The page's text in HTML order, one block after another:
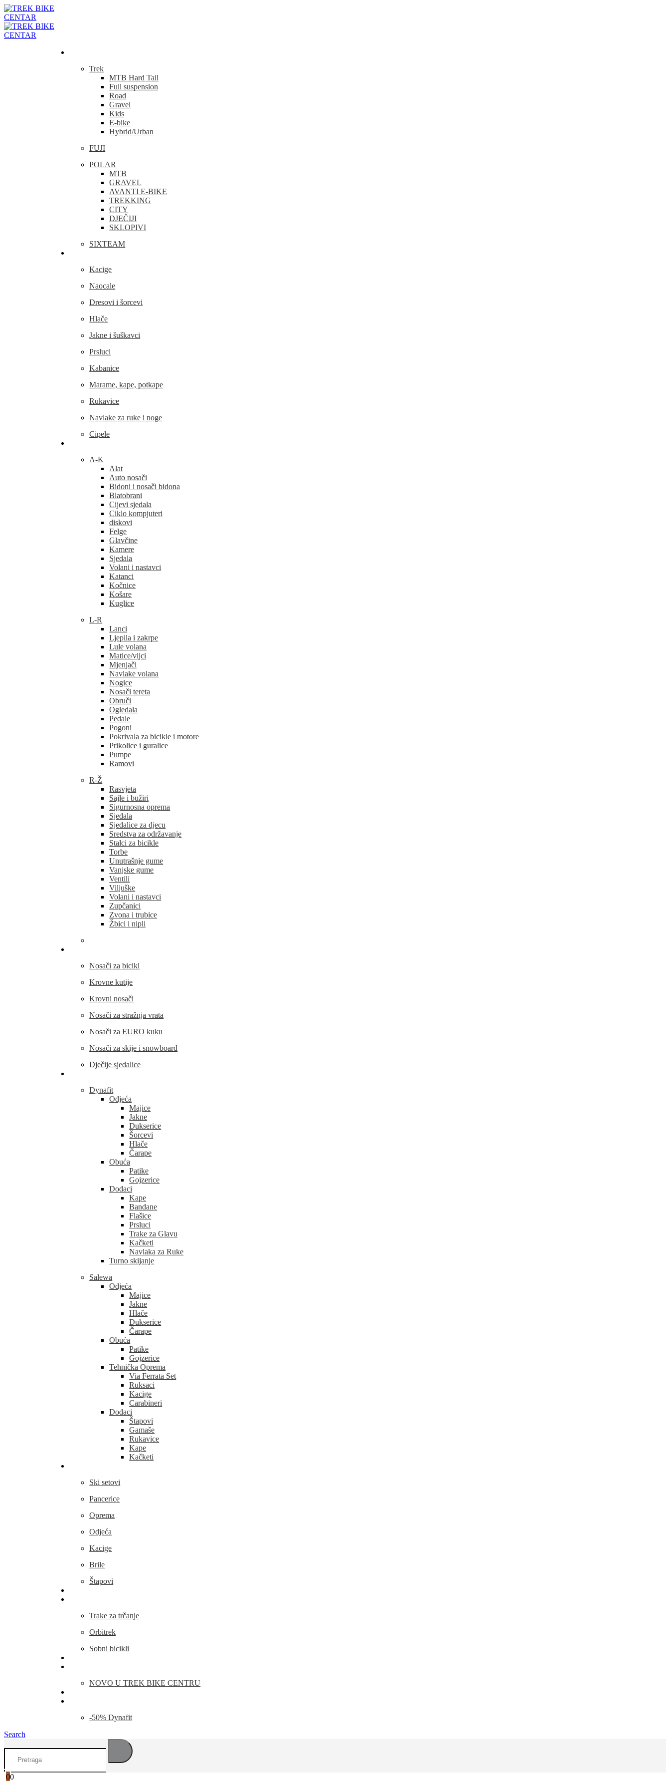
Trek
MTB Hard Tail
Full suspension
Road
Gravel
Kids
E-bike
Hybrid/Urban
FUJI
POLAR
MTB
GRAVEL
AVANTI E-BIKE
TREKKING
CITY
DJEČIJI
SKLOPIVI
SIXTEAM
Kacige
Naocale
Dresovi i šorcevi
Hlače
Jakne i šuškavci
Prsluci
Kabanice
Marame, kape, potkape
Rukavice
Navlake za ruke i noge
Cipele
A-K
Alat
Auto nosači
Bidoni i nosači bidona
Blatobrani
Cijevi sjedala
Ciklo kompjuteri
diskovi
Felge
Glavčine
Kamere
Sjedala
Volani i nastavci
Katanci
Kočnice
Košare
Kuglice
L-R
Lanci
Ljepila i zakrpe
Lule volana
Matice/vijci
Mjenjači
Navlake volana
Nogice
Nosači tereta
Obruči
Ogledala
Pedale
Pogoni
Pokrivala za bicikle i motore
Prikolice i guralice
Pumpe
Ramovi
R-Ž
Rasvjeta
Sajle i bužiri
Sigurnosna oprema
Sjedala
Sjedalice za djecu
Sredstva za održavanje
Stalci za bicikle
Torbe
Unutrašnje gume
Vanjske gume
Ventili
Viljuške
Volani i nastavci
Zupčanici
Zvona i trubice
Žbici i nipli
Nosači za bicikl
Krovne kutije
Krovni nosači
Nosači za stražnja vrata
Nosači za EURO kuku
Nosači za skije i snowboard
Dječije sjedalice
Dynafit
Odjeća
Majice
Jakne
Dukserice
Šorcevi
Hlače
Čarape
Obuća
Patike
Gojzerice
Dodaci
Kape
Bandane
Flašice
Prsluci
Trake za Glavu
Kačketi
Navlaka za Ruke
Turno skijanje
Salewa
Odjeća
Majice
Jakne
Hlače
Dukserice
Čarape
Obuća
Patike
Gojzerice
Tehnička Oprema
Via Ferrata Set
Ruksaci
Kacige
Carabineri
Dodaci
Štapovi
Gamaše
Rukavice
Kape
Kačketi
Ski setovi
Pancerice
Oprema
Odjeća
Kacige
Brile
Štapovi
Trake za trčanje
Orbitrek
Sobni bicikli
NOVO U TREK BIKE CENTRU
-50% Dynafit
Search
00